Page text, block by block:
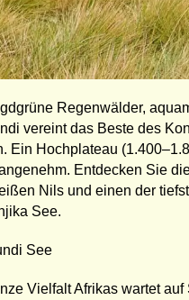
Regenwälder,
vereint das Beste des
Ein Hochplateau
Entdecken Sie
Nils und einen der
See.
Vielfalt Afrikas wartet